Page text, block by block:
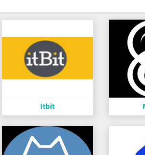
Itbit